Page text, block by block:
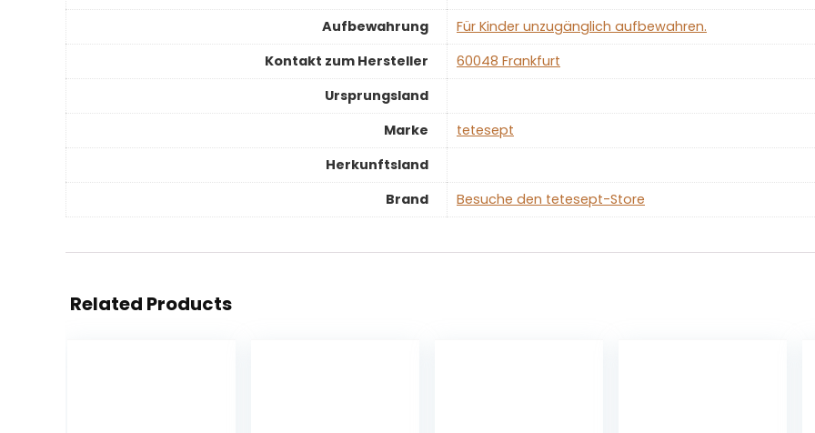
Aufbewahrung
‎Für Kinder unzugänglich aufbewahren.
Kontakt zum Hersteller
‎60048 Frankfurt
Ursprungsland
Marke
‎tetesept
Herkunftsland
Brand
Besuche den tetesept-Store
Related Products